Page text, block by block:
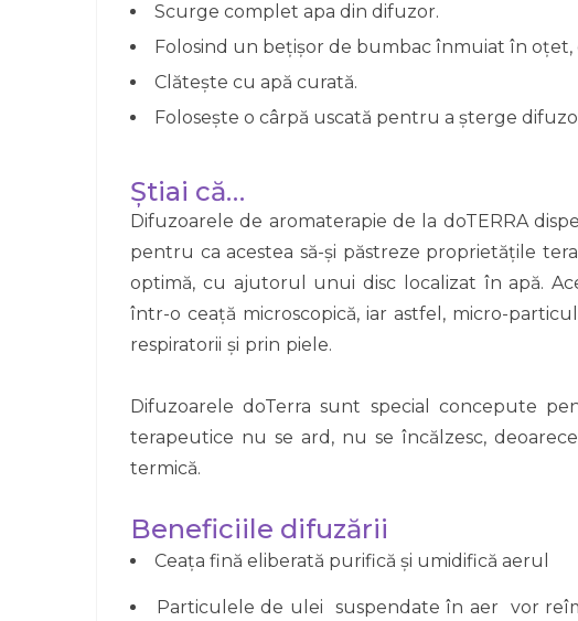
Scurge complet apa din difuzor.
Folosind un bețișor de bumbac înmuiat în
Clătește cu apă curată.
Folosește o cârpă uscată pentru a șterge
Știai că…
Difuzoarele de aromaterapie de la doTERRA
pentru ca acestea să-și păstreze proprietățile
optimă, cu ajutorul unui disc localizat în apă.
într-o ceață microscopică, iar astfel, micro-
respiratorii și prin piele.
Difuzoarele doTerra sunt special concepute
terapeutice nu se ard, nu se încălzesc,
termică.
Beneficiile difuzării
Ceața fină eliberată purifică și umidifică aerul
Particulele de ulei suspendate în aer vor